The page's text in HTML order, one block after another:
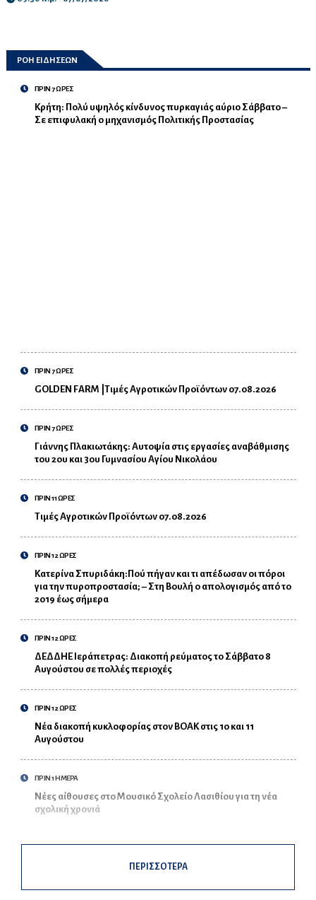
ΡΟΗ ΕΙΔΗΣΕΩΝ
ΠΡΙΝ 7 ΩΡΕΣ
Κρήτη: Πολύ υψηλός κίνδυνος πυρκαγιάς αύριο Σάββατο –
Σε επιφυλακή ο μηχανισμός Πολιτικής Προστασίας
ΠΡΙΝ 7 ΩΡΕΣ
GOLDEN FARM |Τιμές Αγροτικών Προϊόντων 07.08.2026
ΠΡΙΝ 7 ΩΡΕΣ
Γιάννης Πλακιωτάκης: Αυτοψία στις εργασίες αναβάθμισης
του 2ου και 3ου Γυμνασίου Αγίου Νικολάου
ΠΡΙΝ 11 ΩΡΕΣ
Τιμές Αγροτικών Προϊόντων 07.08.2026
ΠΡΙΝ 12 ΩΡΕΣ
Κατερίνα Σπυριδάκη:Πού πήγαν και τι απέδωσαν οι πόροι
για την πυροπροστασία; – Στη Βουλή ο απολογισμός από το
2019 έως σήμερα
ΠΡΙΝ 12 ΩΡΕΣ
ΔΕΔΔΗΕ Ιεράπετρας: Διακοπή ρεύματος το Σάββατο 8
Αυγούστου σε πολλές περιοχές
ΠΡΙΝ 12 ΩΡΕΣ
Νέα διακοπή κυκλοφορίας στον ΒΟΑΚ στις 10 και 11
Αυγούστου
ΠΡΙΝ 1 ΗΜΕΡΑ
Νέες αίθουσες στο Μουσικό Σχολείο Λασιθίου για τη νέα
σχολική χρονιά
ΠΕΡΙΣΣΟΤΕΡΑ